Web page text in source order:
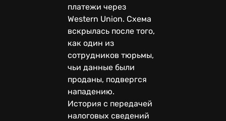
платежи через
Western Union. Схема
вскрылась после того,
как один из
сотрудников тюрьмы,
чьи данные были
проданы, подвергся
нападению.
История с передачей
налоговых сведений